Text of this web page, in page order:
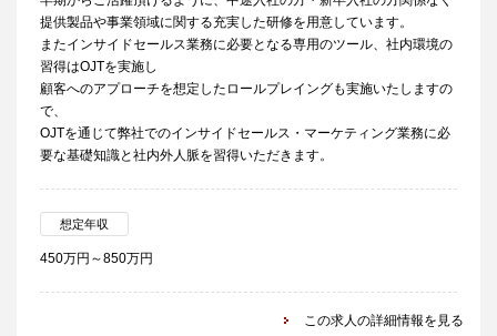
提供製品や事業領域に関する充実した研修を用意しています。
またインサイドセールス業務に必要となる専用のツール、社内環境の
習得はOJTを実施し
顧客へのアプローチを想定したロールプレイングも実施いたしますの
で、
OJTを通じて弊社でのインサイドセールス・マーケティング業務に必
要な基礎知識と社内外人脈を習得いただきます。
想定年収
450万円～850万円
この求人の詳細情報を見る